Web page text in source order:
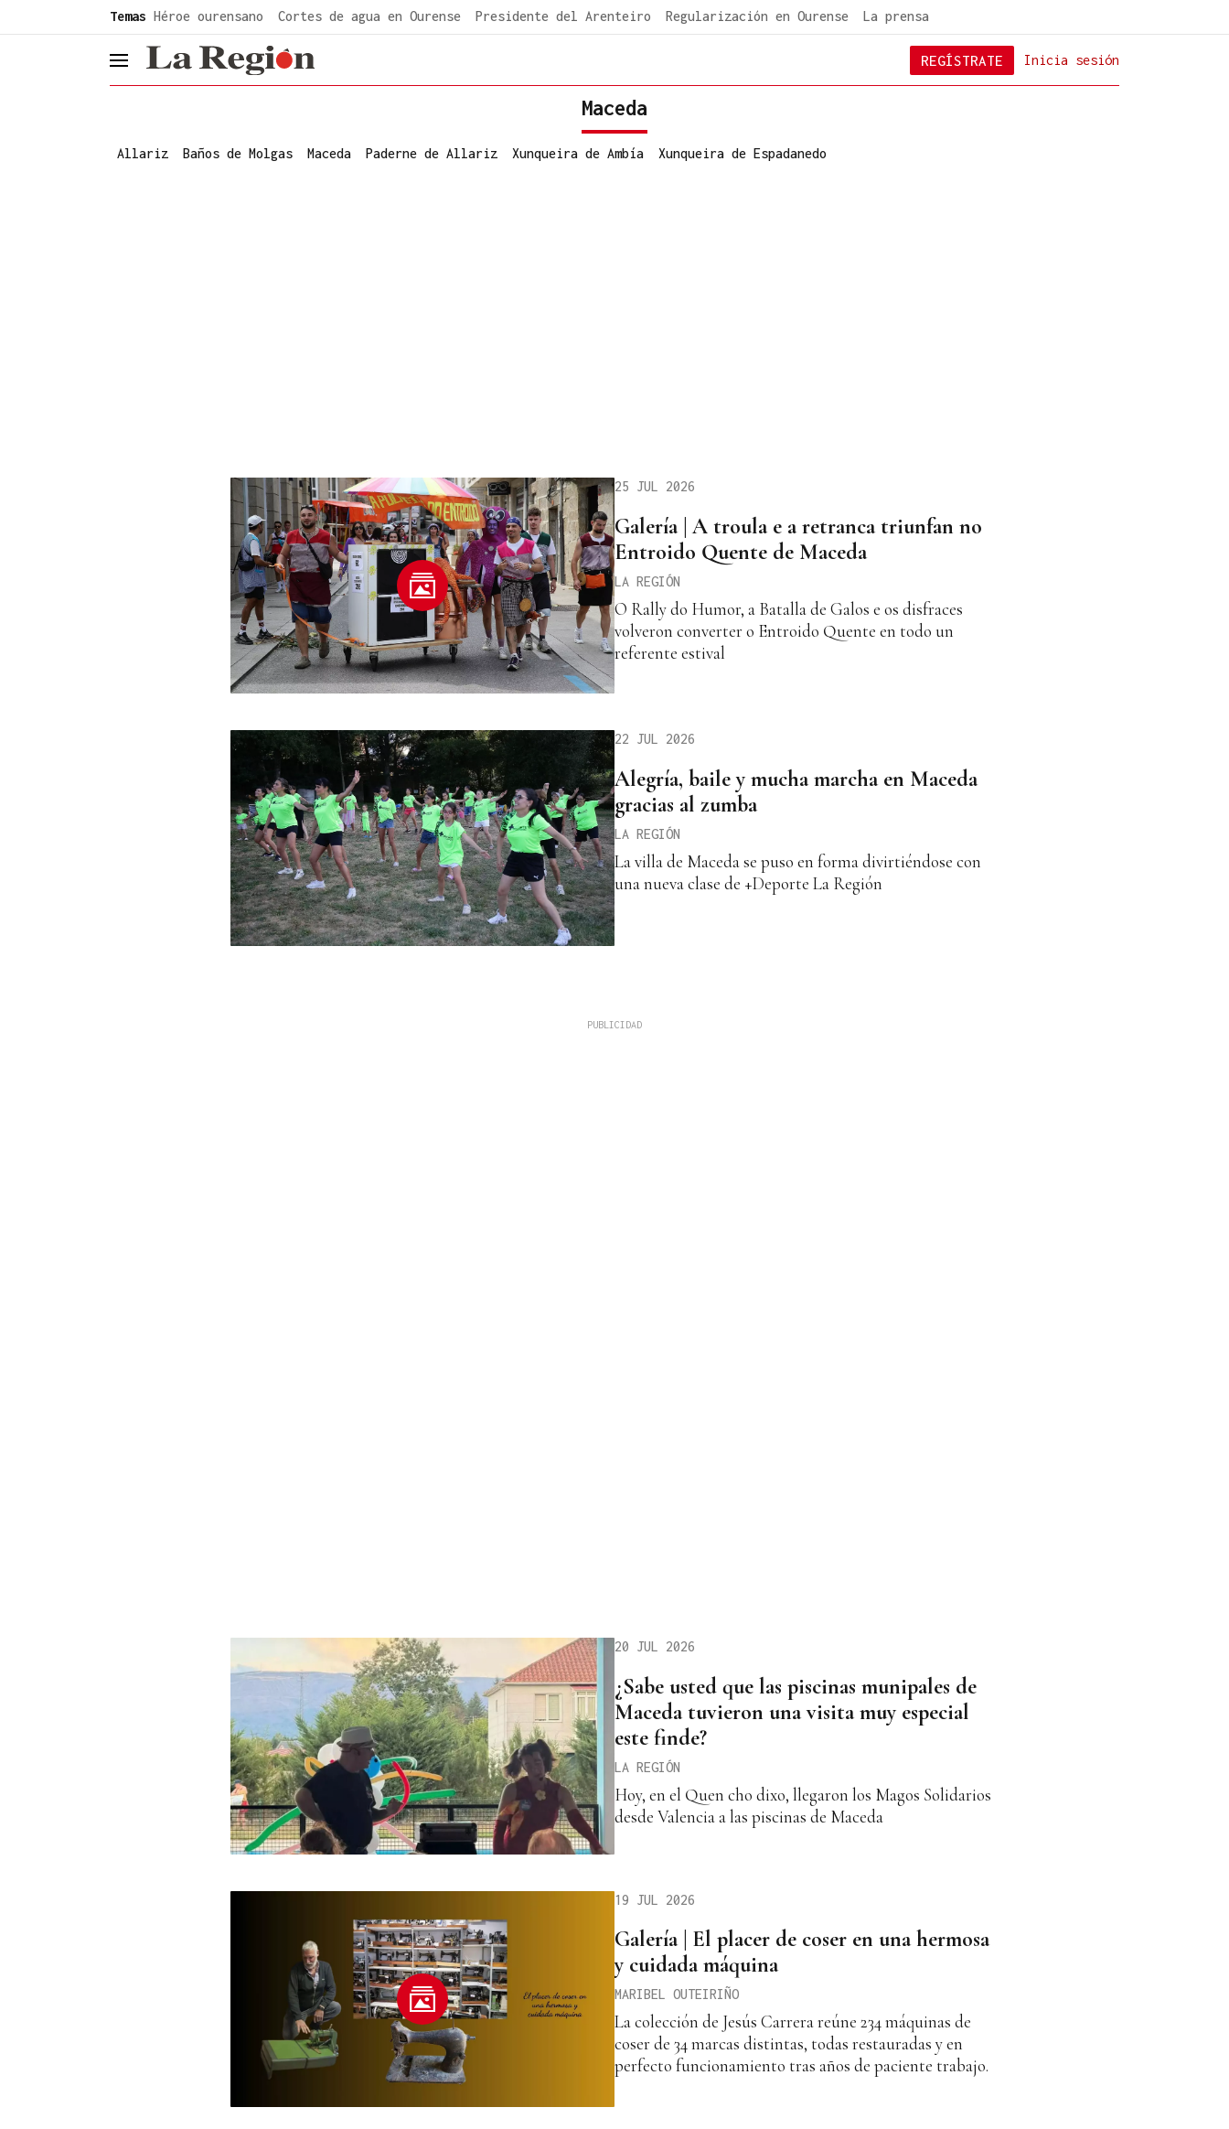
Temas Héroe ourensano Cortes de agua en Ourense Presidente del Arenteiro Regularización en Ourense La prensa
header.menu.open Inicia sesión
REGÍSTRATE
Maceda
Allariz Baños de Molgas Maceda Paderne de Allariz Xunqueira de Ambía Xunqueira de Espadanedo
25 JUL 2026
Galería | A troula e a retranca triunfan no
Entroido Quente de Maceda
LA REGIÓN
O Rally do Humor, a Batalla de Galos e os disfraces
volveron converter o Entroido Quente en todo un
referente estival
22 JUL 2026
Alegría, baile y mucha marcha en Maceda
gracias al zumba
LA REGIÓN
La villa de Maceda se puso en forma divirtiéndose con
una nueva clase de +Deporte La Región
20 JUL 2026
¿Sabe usted que las piscinas munipales de
Maceda tuvieron una visita muy especial
este finde?
LA REGIÓN
Hoy, en el Quen cho dixo, llegaron los Magos Solidarios
desde Valencia a las piscinas de Maceda
19 JUL 2026
Galería | El placer de coser en una hermosa
y cuidada máquina
MARIBEL OUTEIRIÑO
La colección de Jesús Carrera reúne 234 máquinas de
coser de 34 marcas distintas, todas restauradas y en
perfecto funcionamiento tras años de paciente trabajo.